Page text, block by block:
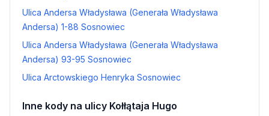
Ulica Andersa Władysława (Generała Władysława
Andersa) 1-88 Sosnowiec
Ulica Andersa Władysława (Generała Władysława
Andersa) 93-95 Sosnowiec
Ulica Arctowskiego Henryka Sosnowiec
Inne kody na ulicy Kołłątaja Hugo